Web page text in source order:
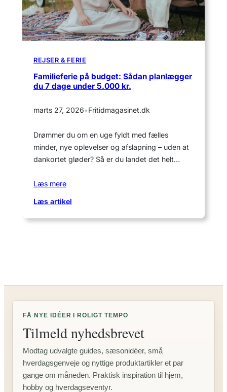
og
hygge
REJSER & FERIE
Familieferie på budget: Sådan planlægger
du 7 dage under 5.000 kr.
marts 27, 2026•Fritidmagasinet.dk
Drømmer du om en uge fyldt med fælles
minder, nye oplevelser og afslapning – uden at
dankortet gløder? Så er du landet det helt…
Læs mere
Læs artikel
på
under
5.000
FÅ NYE IDÉER I ROLIGT TEMPO
Tilmeld nyhedsbrevet
Modtag udvalgte guides, sæsonidéer, små
hverdagsgenveje og nyttige produktartikler et par
gange om måneden. Praktisk inspiration til hjem,
hobby og hverdagseventyr.